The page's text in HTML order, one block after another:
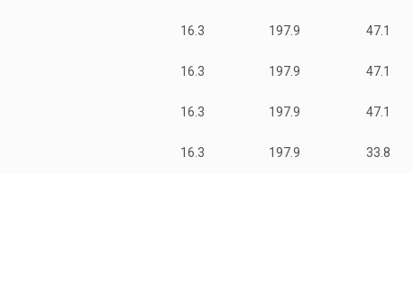
16.3 197.9 47.1
16.3 197.9 47.1
16.3 197.9 47.1
16.3 197.9 33.8